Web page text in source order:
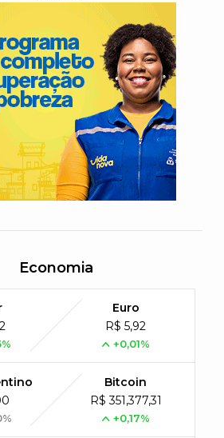
Economia
Euro
R$ 5,92
+0,01%
Bitcoin
R$ 351,377,31
+0,17%